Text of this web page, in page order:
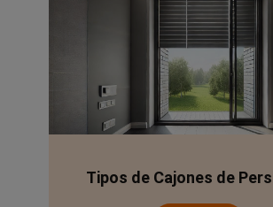
Tipos de Cajones de